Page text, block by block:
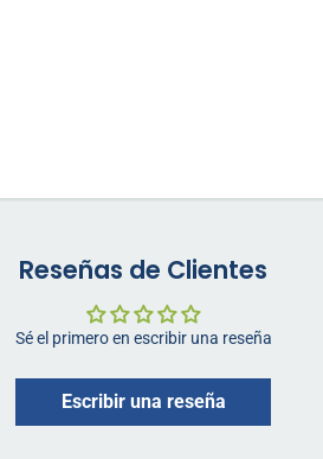
Reseñas de Clientes
Sé el primero en escribir una reseña
Escribir una reseña